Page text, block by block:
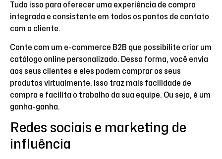
Tudo isso para oferecer uma experiência de compra
integrada e consistente em todos os pontos de contato
com o cliente.
Conte com um e-commerce B2B que possibilite criar um
catálogo online personalizado. Dessa forma, você envia
aos seus clientes e eles podem comprar os seus
produtos virtualmente. Isso traz mais facilidade de
compra e facilita o trabalho da sua equipe. Ou seja, é um
ganha-ganha.
Redes sociais e marketing de
influência